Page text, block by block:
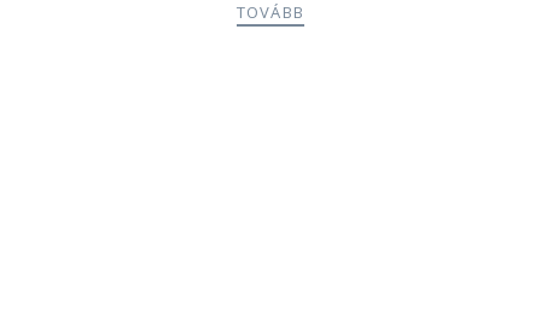
TOVÁBB